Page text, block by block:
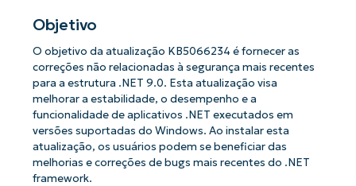
Objetivo
O objetivo da atualização KB5066234 é fornecer as
correções não relacionadas à segurança mais recentes
para a estrutura .NET 9.0. Esta atualização visa
melhorar a estabilidade, o desempenho e a
funcionalidade de aplicativos .NET executados em
versões suportadas do Windows. Ao instalar esta
atualização, os usuários podem se beneficiar das
melhorias e correções de bugs mais recentes do .NET
framework.